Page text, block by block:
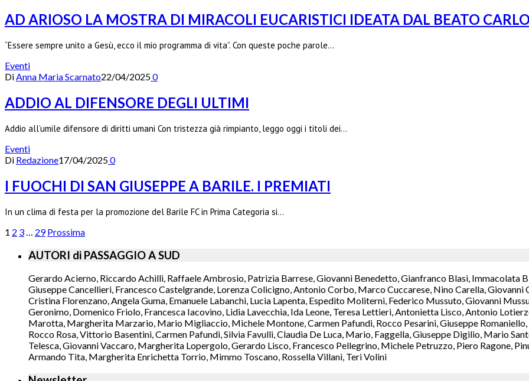
AD ARIOSO LA MOSTRA DI MIRACOLI EUCARISTICI IDEATA DAL BEATO
“Essere sempre unito a Gesù, ecco il mio programma di vita”. Con queste poche parole…
Eventi
DiAnna Maria Scarnato22/04/20250
ADDIO AL DIFENSORE DEGLI ULTIMI
Addio all’umile difensore di diritti umani Con tristezza già rimpianto, leggo oggi i titoli dei…
Eventi
Di Redazione17/04/20250
I FUOCHI DI SAN GIUSEPPE A BARILE. I PREMIATI
In un clima di festa per la promozione del Barile FC in Prima Categoria si…
1 2 3… 29 Prossima
AUTORI di PASSAGGIO A SUD
Gerardo Acierno, Riccardo Achilli, Raffaele Ambrosio, Patrizia Barrese, Giovanni Benedetto, Gianfranco Blasi,
Giuseppe Cancellieri, Francesco Castelgrande, Lorenza Colicigno, Antonio Corbo, Marco Cuccarese, Nino Carella,
Cristina Florenzano, Angela Guma, Emanuele Labanchi, Lucia Lapenta, Espedito Moliterni, Federico Mussuto, Giovanni
Geronimo, Domenico Friolo, Francesca Iacovino, Lidia Lavecchia, Ida Leone, Teresa Lettieri, Antonietta Lisco, Antonio
Marotta, Margherita Marzario, Mario Migliaccio, Michele Montone, Carmen Pafundi, Rocco Pesarini, Giuseppe
Rocco Rosa, Vittorio Basentini, Carmen Pafundi, Silvia Favulli, Claudia De Luca, Mario, Faggella, Giuseppe Digilio, Mario
Telesca, Giovanni Vaccaro, Margherita Lopergolo, Gerardo Lisco, Francesco Pellegrino, Michele Petruzzo, Piero Ragone,
Armando Tita, Margherita Enrichetta Torrio, Mimmo Toscano, Rossella Villani, Teri Volini